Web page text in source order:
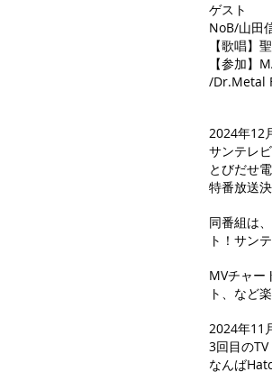
ゲスト
NoB/山田
【歌唱】
【参加】
/Dr.Metal
2024年12
サンテレ
とびだせ
特番放送決
同番組は
ト！サン
​MVチャー
ト、など
2024年11
3回目の
なんば